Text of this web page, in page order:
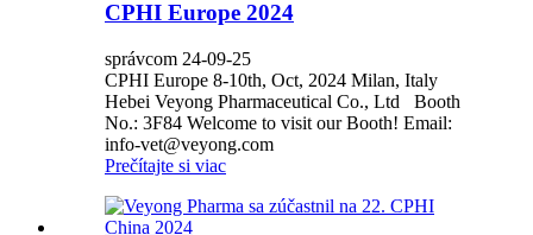
CPHI Europe 2024
správcom 24-09-25
CPHI Europe 8-10th, Oct, 2024 Milan, Italy
Hebei Veyong Pharmaceutical Co., Ltd Booth
No.: 3F84 Welcome to visit our Booth! Email:
info-vet@veyong.com
Prečítajte si viac